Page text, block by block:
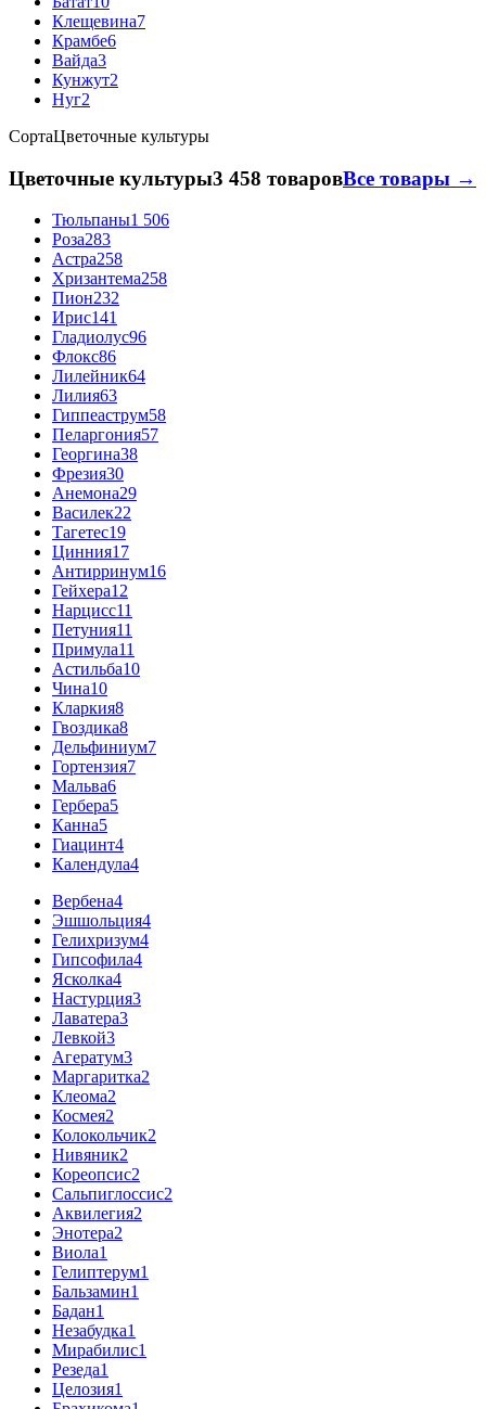
Клещевина7
Крамбе6
Вайда3
Кунжут2
Нуг2
СортаЦветочные культуры
Цветочные культуры3 458 товаровВсе товары →
Тюльпаны1 506
Роза283
Астра258
Хризантема258
Пион232
Ирис141
Гладиолус96
Флокс86
Лилейник64
Лилия63
Гиппеаструм58
Пеларгония57
Георгина38
Фрезия30
Анемона29
Василек22
Тагетес19
Цинния17
Антирринум16
Гейхера12
Нарцисс11
Петуния11
Примула11
Астильба10
Чина10
Кларкия8
Гвоздика8
Дельфиниум7
Гортензия7
Мальва6
Гербера5
Канна5
Гиацинт4
Календула4
Вербена4
Эшшольция4
Гелихризум4
Гипсофила4
Ясколка4
Настурция3
Лаватера3
Левкой3
Агератум3
Маргаритка2
Клеома2
Космея2
Колокольчик2
Нивяник2
Кореопсис2
Сальпиглоссис2
Аквилегия2
Энотера2
Виола1
Гелиптерум1
Бальзамин1
Бадан1
Незабудка1
Мирабилис1
Резеда1
Целозия1